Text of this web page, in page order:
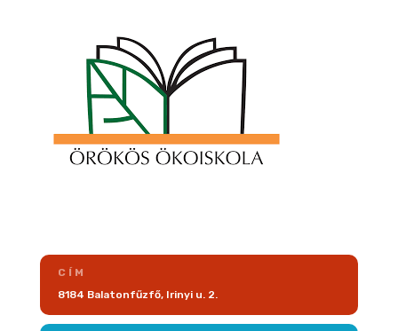
CÍM
8184 Balatonfűzfő, Irinyi u. 2.